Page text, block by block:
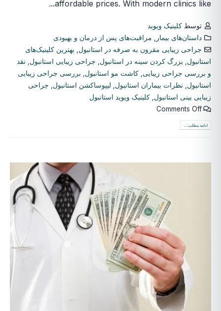
affordable prices. With modern clinics like...
توسطکلینیک ویوید
داستان‌های بیمار
مراقبت‌های پس از درمان و بهبودی
جراحی زیبایی مقرون به صرفه در استانبول
بهترین کلینیک‌های
استانبول
بزرگ کردن سینه در استانبول جراحی زیبایی استانبول
نقد
و بررسی جراحی زیبایی کاشت مو استانبول
بررسی جراحی زیبایی
استانبول
نظرات بیماران استانبول لیپوساکشن استانبول
جراحی
زیبایی بینی استانبول کلینیک ویوید استانبول
Comments Off
ادامه مطلب ...